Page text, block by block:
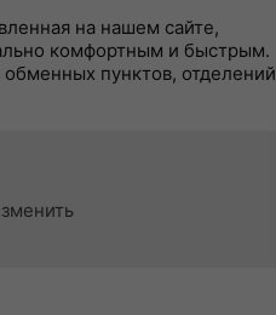
на нашем сайте,
комфортным и быстрым.
пунктов, отделений